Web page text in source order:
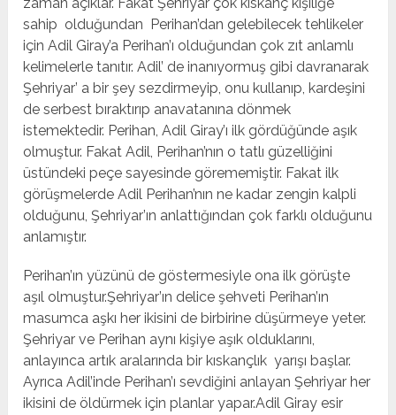
sahip olduğundan Perihan’dan gelebilecek tehlikeler
için Adil Giray’a Perihan’ı olduğundan çok zıt anlamlı
kelimelerle tanıtır. Adil’ de inanıyormuş gibi davranarak
Şehriyar’ a bir şey sezdirmeyip, onu kullanıp, kardeşini
de serbest bıraktırıp anavatanına dönmek
istemektedir. Perihan, Adil Giray’ı ilk gördüğünde aşık
olmuştur. Fakat Adil, Perihan’nın o tatlı güzelliğini
üstündeki peçe sayesinde görememiştir. Fakat ilk
görüşmelerde Adil Perihan’nın ne kadar zengin kalpli
olduğunu, Şehriyar’ın anlattığından çok farklı olduğunu
anlamıştır.
Perihan’ın yüzünü de göstermesiyle ona ilk görüşte
aşıl olmuştur.Şehriyar’ın delice şehveti Perihan’ın
masumca aşkı her ikisini de birbirine düşürmeye yeter.
Şehriyar ve Perihan aynı kişiye aşık olduklarını,
anlayınca artık aralarında bir kıskançlık yarışı başlar.
Ayrıca Adil’inde Perihan’ı sevdiğini anlayan Şehriyar her
ikisini de öldürmek için planlar yapar.Adil Giray esir